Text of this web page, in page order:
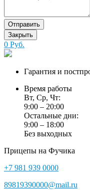
Отправить
Закрыть
0 Руб.
Гарантия и
Время работы
Вт, Ср, Чт:
9:00 – 20:00
Остальные дни:
9:00 – 18:00
Без выходных
Прицепы на Фучика
+7 981 939 0000
89819390000@mail.ru